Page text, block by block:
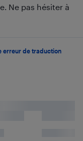
Ne pas hésiter à
erreur de traduction